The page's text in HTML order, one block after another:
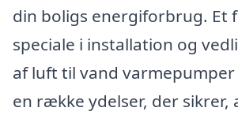
din boligs energiforbrug. Et
speciale i installation og
af luft til vand
en række ydelser, der sikrer,